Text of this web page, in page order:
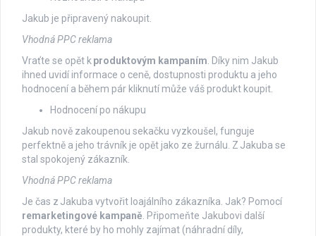
Jakub je připravený nakoupit.
Vhodná PPC reklama
Vraťte se opět k produktovým kampaním . Díky nim Jakub
ihned uvidí informace o ceně, dostupnosti produktu a jeho
hodnocení a během pár kliknutí může váš produkt koupit.
Hodnocení po nákupu
Jakub nově zakoupenou sekačku vyzkoušel, funguje
perfektně a jeho trávník je opět jako ze žurnálu. Z Jakuba se
stal spokojený zákazník.
Vhodná PPC reklama
Je čas z Jakuba vytvořit loajálního zákazníka. Jak? Pomocí
remarketingové kampaně . Připomeňte Jakubovi další
produkty, které by ho mohly zajímat (náhradní díly,